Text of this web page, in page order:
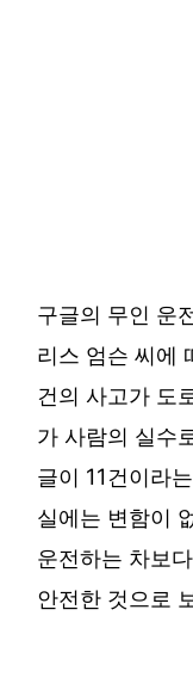
구글의 무인 운
리스 엄슨 씨에
건의 사고가 도
가 사람의 실수
글이 11건이라
실에는 변함이
운전하는 차보
안전한 것으로